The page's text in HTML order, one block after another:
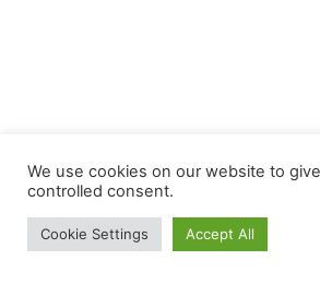
We use cookies on our website to
controlled consent.
Cookie Settings Accept All